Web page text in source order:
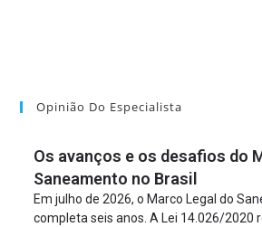
Opinião Do Especialista
Os avanços e os desafios do
Saneamento no Brasil
Em julho de 2026, o Marco Legal do
completa seis anos. A Lei 14.026/2020